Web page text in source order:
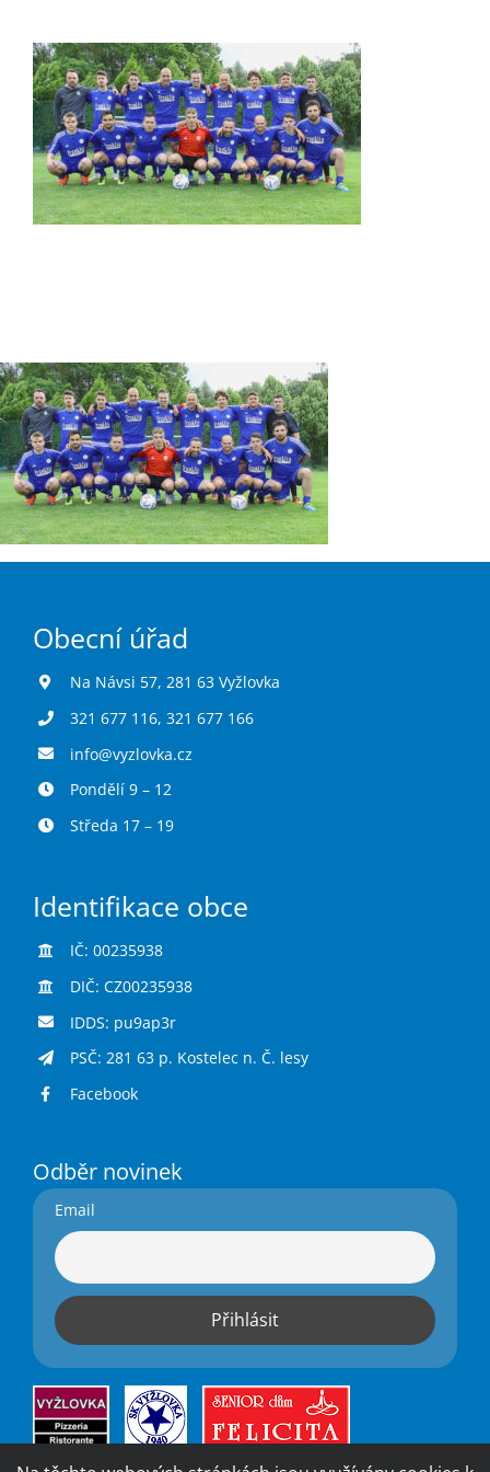
Aktuality
Škola
Turistika
Hlášení závad
Kontakty
Obecní úřad
Na Návsi 57, 281 63 Vyžlovka
321 677 116, 321 677 166
info@vyzlovka.cz
Pondělí 9 – 12
Středa 17 – 19
Identifikace obce
IČ: 00235938
DIČ: CZ00235938
IDDS: pu9ap3r
PSČ: 281 63 p. Kostelec n. Č. lesy
Facebook
Odběr novinek
Email